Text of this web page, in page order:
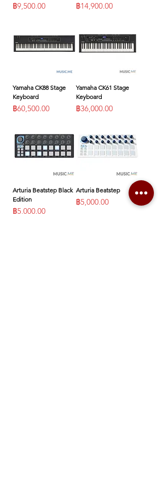
ราคา
฿9,500.00 ราคา
฿14,900.00
Yamaha CK88 Stage
Keyboard
ราคา
฿60,500.00
Yamaha CK61 Stage
Keyboard
ราคา
฿36,000.00
Arturia Beatstep Black
Edition
ราคา
฿5,000.00
Arturia Beatstep
ราคา
฿5,000.00